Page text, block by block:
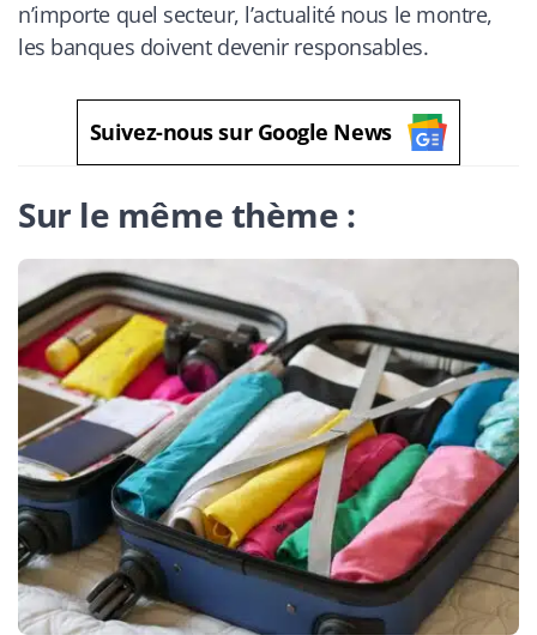
n’importe quel secteur, l’actualité nous le montre,
les banques doivent devenir responsables.
Suivez-nous sur Google News
Sur le même thème :